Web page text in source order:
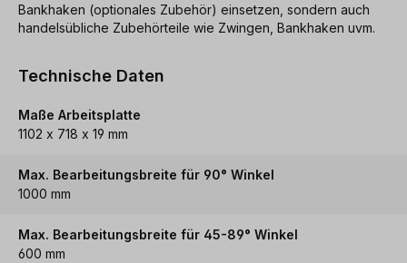
Bankhaken (optionales Zubehör) einsetzen, sondern auch
handelsübliche Zubehörteile wie Zwingen, Bankhaken uvm.
Technische Daten
Maße Arbeitsplatte
1102 x 718 x 19 mm
Max. Bearbeitungsbreite für 90° Winkel
1000 mm
Max. Bearbeitungsbreite für 45-89° Winkel
600 mm